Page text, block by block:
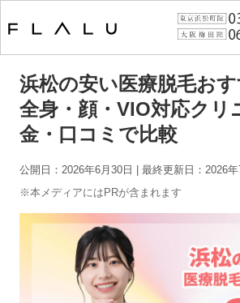
浜松の安い医療脱毛お
VIO対応クリニックを料金・口コミで比較
浜松の安い医療脱毛おす
全身・顔・VIO対応クリ
金・口コミで比較
公開日：2026年6月30日
| 最終更新日：2026年
※本メディアにはPRが含まれます